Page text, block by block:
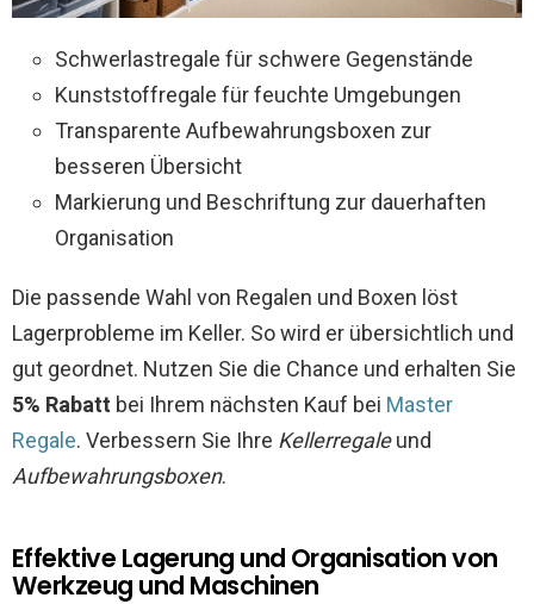
Schwerlastregale für schwere Gegenstände
Kunststoffregale für feuchte Umgebungen
Transparente Aufbewahrungsboxen zur
besseren Übersicht
Markierung und Beschriftung zur dauerhaften
Organisation
Die passende Wahl von Regalen und Boxen löst
Lagerprobleme im Keller. So wird er übersichtlich und
gut geordnet. Nutzen Sie die Chance und erhalten Sie
5% Rabatt bei Ihrem nächsten Kauf bei Master
Regale. Verbessern Sie Ihre Kellerregaleund
Aufbewahrungsboxen.
Effektive Lagerung und Organisation von
Werkzeug und Maschinen